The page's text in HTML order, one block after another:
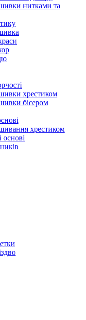
нитками та
хрестиком
бісером
хрестиком
основі